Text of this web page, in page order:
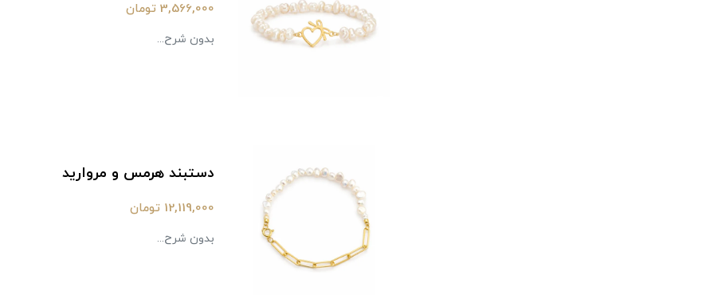
3,566,000 تومان
بدون شرح...
دستبند هرمس و مروارید
12,119,000 تومان
بدون شرح...